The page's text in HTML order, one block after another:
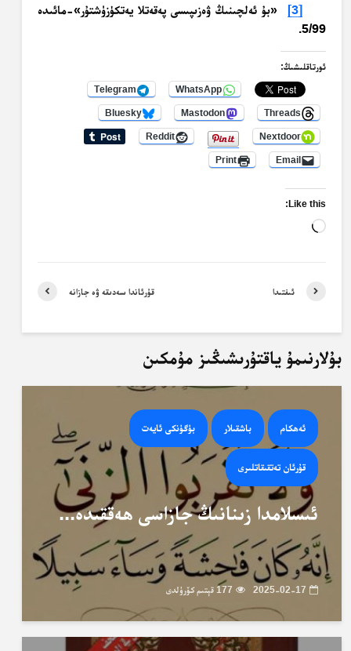
[3]
«بۇ ئەلچىنىڭ ۋەزىپىسى پەقەتلا يەتكۈزۈشتۇر»-مائىدە
5/99.
ئورتاقلىشىڭ:
WhatsApp
Telegram
Threads
Mastodon
Bluesky
Nextdoor
Reddit
Email
Print
Like this:
Loading…
قۇرئاندا سەدىقە ۋە جازانە ئىفتىدا
بۇلارنىمۇ ياقتۇرىشىڭىز مۇمكىن
ئەھكام باشقىلار بۈگۈنكى ئايەت
قۇرئان تەتقىقاتلىرى
ئىسلامدا زىنانىڭ جازاسى ھەققىدە...
2025-02-17 177 قېتىم كۆرۈلدى